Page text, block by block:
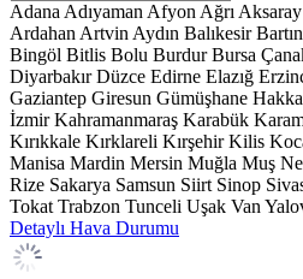
Adana Adıyaman Afyon Ağrı Aksaray
Ardahan Artvin Aydın Balıkesir Bartın
Bingöl Bitlis Bolu Burdur Bursa
Diyarbakır Düzce Edirne Elazığ
Gaziantep Giresun Gümüşhane
İzmir Kahramanmaraş Karabük
Kırıkkale Kırklareli Kırşehir Kilis
Manisa Mardin Mersin Muğla Muş
Rize Sakarya Samsun Siirt Sinop
Tokat Trabzon Tunceli Uşak Van
Detaylı Hava Durumu